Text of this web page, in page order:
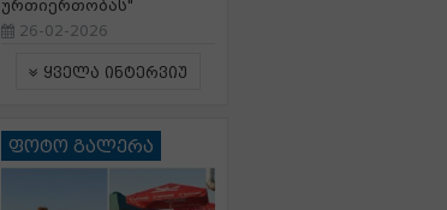
ურთიერთობას"
26-02-2026
ყველა ინტერვიუ
ფოტო გალერა